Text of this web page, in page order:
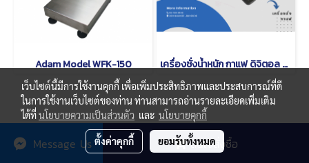
สนใจสั่งซื้อ
Message Us
Adam Model WFK-150 เครื่องชั่งน้ำหนัก กาแฟ ดิจิตอล CAMRY EK 2912 R
© Copyright thaimetrology.com 2026. All Rights Reserved.
เว็บไซต์นี้มีการใช้งานคุกกี้ เพื่อเพิ่มประสิทธิภาพและประสบการณ์ที่ดี
ในการใช้งานเว็บไซต์ของท่าน ท่านสามารถอ่านรายละเอียดเพิ่มเติม
ได้ที่นโยบายความเป็นส่วนตัว และ นโยบายคุกกี้
ตั้งค่าคุกกี้ ยอมรับทั้งหมด